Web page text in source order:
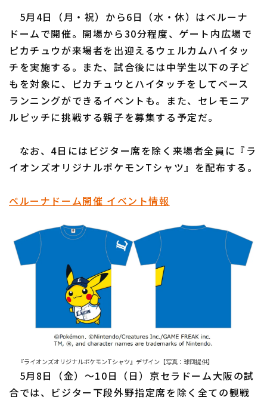
5月4日（月・祝）から6日（水・休）はベルーナ
ドームで開催。開場から30分程度、ゲート内広場で
ピカチュウが来場者を出迎えるウェルカムハイタッ
チを実施する。また、試合後には中学生以下の子ど
もを対象に、ピカチュウとハイタッチをしてベース
ランニングができるイベントも。また、セレモニア
ルピッチに挑戦する親子を募集する予定だ。
なお、4日にはビジター席を除く来場者全員に『ラ
イオンズオリジナルポケモンTシャツ』を配布する。
ベルーナドーム開催 イベント情報
『ライオンズオリジナルポケモンTシャツ』デザイン【写真：球団提供】
5月8日（金）〜10日（日）京セラドーム大阪の試
合では、ビジター下段外野指定席を除く全ての観戦